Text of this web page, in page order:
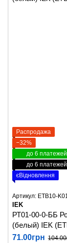
Распродажа
−32%
до 6 платежей
до 6 платежей
єВідновлення
Артикул: ETB10-
IEK
РТ01-00-0-ББ
(белый) IEK
71.00грн